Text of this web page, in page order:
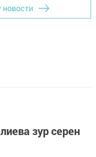
новости
зур серен